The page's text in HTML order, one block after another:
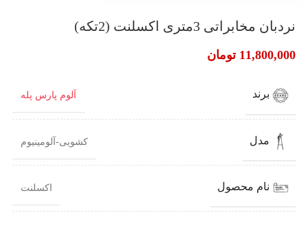
نردبان مخابراتی 3متری اکسلنت (2تکه)
11,800,000 تومان
برند آلوم پارس پله
مدل کشویی-آلومینیوم
نام محصول اکسلنت